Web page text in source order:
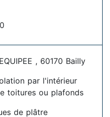
, 60170 Bailly
par l'intérieur
toitures ou plafonds
de plâtre